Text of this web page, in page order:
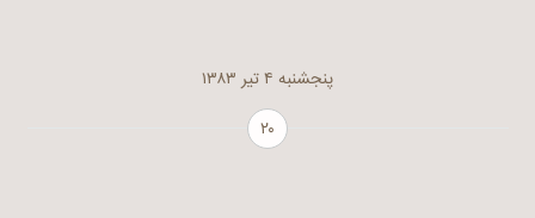
پنجشنبه ۴ تیر ۱۳۸۳
۲۰